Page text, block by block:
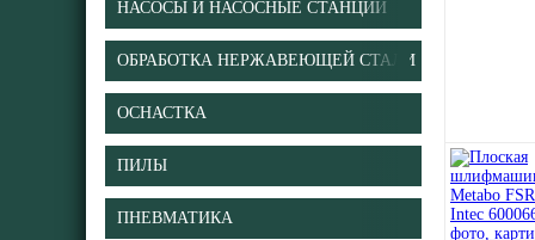
НАСОСЫ И НАСОСНЫЕ СТАНЦИИ
ОБРАБОТКА НЕРЖАВЕЮЩЕЙ СТАЛИ
ОСНАСТКА
ПИЛЫ
ПНЕВМАТИКА